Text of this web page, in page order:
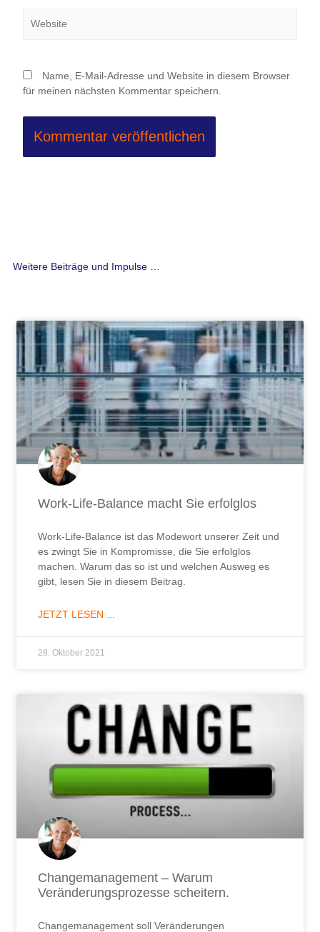
Name, E-Mail-Adresse und Website in diesem Browser
für meinen nächsten Kommentar speichern.
Weitere Beiträge und Impulse …
Work-Life-Balance macht Sie erfolglos
Work-Life-Balance ist das Modewort unserer Zeit und
es zwingt Sie in Kompromisse, die Sie erfolglos
machen. Warum das so ist und welchen Ausweg es
gibt, lesen Sie in diesem Beitrag.
JETZT LESEN ...
28. Oktober 2021
Changemanagement – Warum
Veränderungsprozesse scheitern.
Changemanagement soll Veränderungen
SeiteSeiteSeiteSeiteSeiteSeiteSeiteSeiteSeite
Seite Seite Seite Seite Seite Seite Seite SeiteSeite
Seite Seite Seite Seite Seite Seite Seite Seite